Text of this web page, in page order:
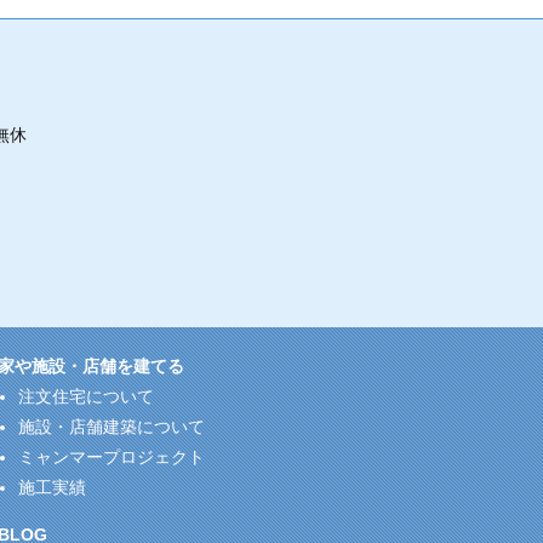
休
や施設・店舗を建てる
注文住宅について
施設・店舗建築について
ミャンマープロジェクト
施工実績